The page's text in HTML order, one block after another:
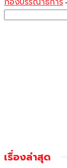
-
เรื่องล่าสุด